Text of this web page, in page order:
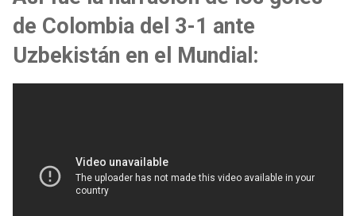
de Colombia del 3-1 ante
Uzbekistán en el Mundial: